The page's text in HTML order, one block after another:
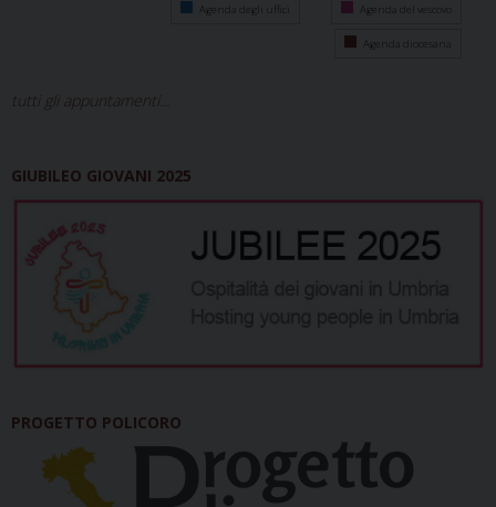
Agenda degli uffici Agenda del vescovo
Agenda diocesana
tutti gli appuntamenti...
GIUBILEO GIOVANI 2025
PROGETTO POLICORO